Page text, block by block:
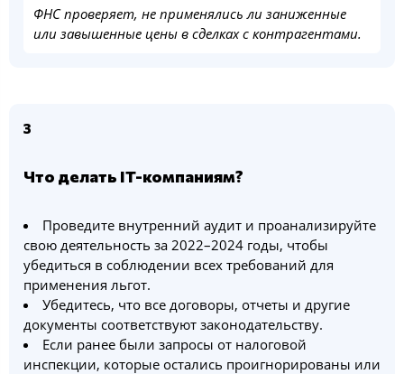
ФНС проверяет, не применялись ли заниженные
или завышенные цены в сделках с контрагентами.
3
Что делать IT-компаниям?
Проведите внутренний аудит и проанализируйте
свою деятельность за 2022–2024 годы, чтобы
убедиться в соблюдении всех требований для
применения льгот.
Убедитесь, что все договоры, отчеты и другие
документы соответствуют законодательству.
Если ранее были запросы от налоговой
инспекции, которые остались проигнорированы или